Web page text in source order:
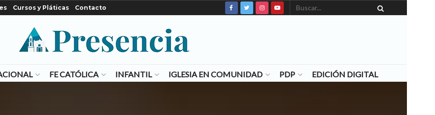
Cursos y Pláticas Contacto
FE CATÓLICA INFANTIL IGLESIA EN COMUNIDAD PDP EDICIÓN DIGITAL